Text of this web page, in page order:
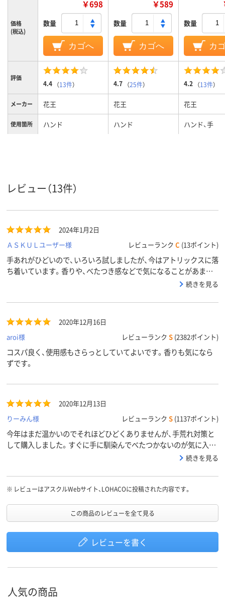
価格
(税込)
￥698
数量
カゴへ
￥589
数量
カゴへ
数量
カ
評価
4.4 （13件） 4.7 （25件） 4.2 （13件）
メーカー 花王 花王 花王
使用箇所 ハンド ハンド ハンド、手
レビュー（13件）
2024年1月2日
ＡＳＫＵＬユーザー様
レビューランク C (13ポイント)
手あれがひどいので、いろいろ試しましたが、今はアトリックスに落
ち着いています。香りや、べたつき感などで気になることがあまり
続きを見る
2020年12月16日
aroi様
レビューランク S (2382ポイント)
コスパ良く、使用感もさらっとしていてよいです。香りも気になら
ずです。
2020年12月13日
りーみん様
レビューランク S (1137ポイント)
今年はまだ温かいのでそれほどひどくありませんが、手荒れ対策と
して購入しました。すぐに手に馴染んでべたつかないのが気に入り
続きを見る
※ レビューはアスクルWebサイト、LOHACOに投稿された内容です。
この商品のレビューを全て見る
レビューを書く
人気の商品